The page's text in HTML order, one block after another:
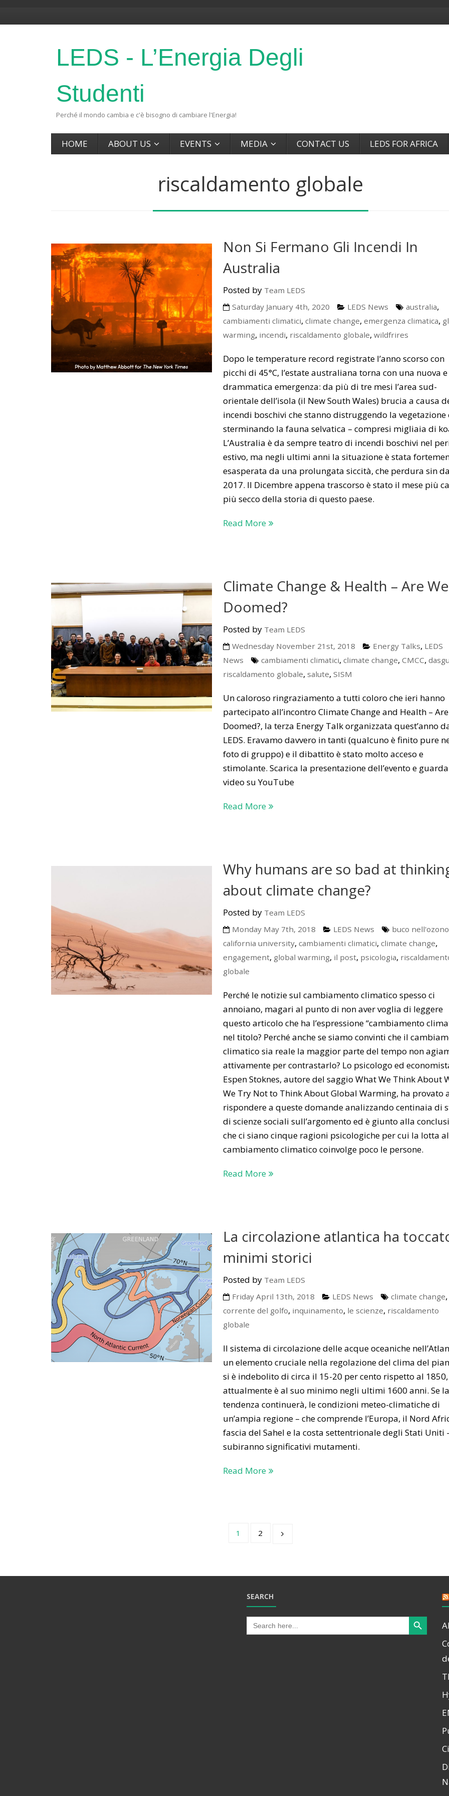
LEDS - L’Energia Degli
Studenti
Perché il mondo cambia e c'è bisogno di cambiare l'Energia!
HOME ABOUT US EVENTS MEDIA CONTACT US LEDS FOR AFRICA
riscaldamento globale
Non Si Fermano Gli Incendi In
Australia
Posted by Team LEDS
Saturday January 4th, 2020
LEDS News australia,
cambiamenti climatici, climate change, emergenza climatica,
warming, incendi, riscaldamento globale, wildfrires
Dopo le temperature record registrate l’anno scorso con
picchi di 45°C, l’estate australiana torna con una nuova e
drammatica emergenza: da più di tre mesi l’area sud-
orientale dell’isola (il New South Wales) brucia a causa
incendi boschivi che stanno distruggendo la vegetazione
sterminando la fauna selvatica – compresi migliaia di
L’Australia è da sempre teatro di incendi boschivi nel
estivo, ma negli ultimi anni la situazione è stata
esasperata da una prolungata siccità, che perdura sin
2017. Il Dicembre appena trascorso è stato il mese più
più secco della storia di questo paese.
Read More
Climate Change & Health – Are We
Doomed?
Posted by Team LEDS
Wednesday November 21st, 2018
Energy Talks, LEDS
News
cambiamenti climatici, climate change, CMCC,
riscaldamento globale, salute, SISM
Un caloroso ringraziamento a tutti coloro che ieri hanno
partecipato all’incontro Climate Change and Health –
Doomed?, la terza Energy Talk organizzata quest’anno
LEDS. Eravamo davvero in tanti (qualcuno è finito pure
foto di gruppo) e il dibattito è stato molto acceso e
stimolante. Scarica la presentazione dell’evento e
video su YouTube
Read More
Why humans are so bad at
about climate change?
Posted by Team LEDS
Monday May 7th, 2018
LEDS News buco nell'ozono
california university, cambiamenti climatici, climate change,
engagement, global warming, il post, psicologia,
globale
Perché le notizie sul cambiamento climatico spesso ci
annoiano, magari al punto di non aver voglia di leggere
questo articolo che ha l’espressione “cambiamento
nel titolo? Perché anche se siamo convinti che il
climatico sia reale la maggior parte del tempo non
attivamente per contrastarlo? Lo psicologo ed
Espen Stoknes, autore del saggio What We Think About
We Try Not to Think About Global Warming, ha provato
rispondere a queste domande analizzando centinaia di
di scienze sociali sull’argomento ed è giunto alla
che ci siano cinque ragioni psicologiche per cui la lotta al
cambiamento climatico coinvolge poco le persone.
Read More
La circolazione atlantica ha
minimi storici
Posted by Team LEDS
Friday April 13th, 2018
LEDS News climate change,
corrente del golfo, inquinamento, le scienze, riscaldamento
globale
Il sistema di circolazione delle acque oceaniche
un elemento cruciale nella regolazione del clima del
si è indebolito di circa il 15-20 per cento rispetto al 1850,
attualmente è al suo minimo negli ultimi 1600 anni. Se la
tendenza continuerà, le condizioni meteo-climatiche di
un’ampia regione – che comprende l’Europa, il Nord
fascia del Sahel e la costa settentrionale degli Stati Uniti
subiranno significativi mutamenti.
Read More
1 2
SEARCH
Search
for:
Search Button